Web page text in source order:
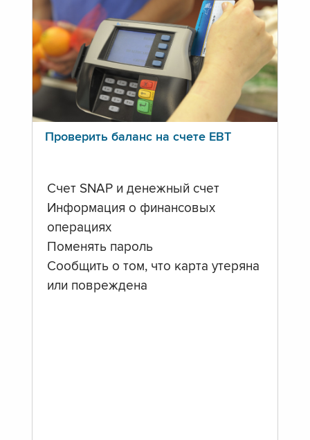
Проверить баланс на счете ЕВТ
Счет SNAP и денежный счет
Информация о финансовых
операциях
Поменять пароль
Сообщить о том, что карта утеряна
или повреждена